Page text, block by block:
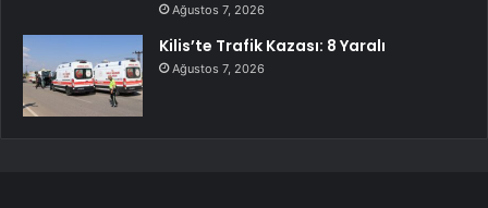
Ağustos 7, 2026
Kilis’te Trafik Kazası: 8 Yaralı
Ağustos 7, 2026